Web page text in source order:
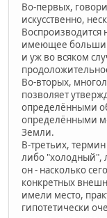
Во-первых,
искусственно,
имеющее
и уж во всяком
Во-вторых,
позволяет
определёнными
определёнными
Земли.
В-третьих,
либо "холодный",
он - насколько
конкретных
имели место,
гипотетически